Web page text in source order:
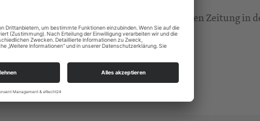
Olbersdorf, veröffentlicht in der Sächsischen Zeitung in